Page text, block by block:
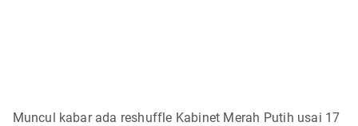
Muncul kabar ada reshuffle Kabinet Merah Putih usai 17